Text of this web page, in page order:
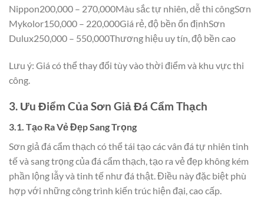
Nippon200,000 – 270,000Màu sắc tự nhiên, dễ thi côngSơn
Mykolor150,000 – 220,000Giá rẻ, độ bền ổn địnhSơn
Dulux250,000 – 550,000Thương hiệu uy tín, độ bền cao
Lưu ý: Giá có thể thay đổi tùy vào thời điểm và khu vực thi
công.
3. Ưu Điểm Của Sơn Giả Đá Cẩm Thạch
3.1. Tạo Ra Vẻ Đẹp Sang Trọng
Sơn giả đá cẩm thạch có thể tái tạo các vân đá tự nhiên tinh
tế và sang trọng của đá cẩm thạch, tạo ra vẻ đẹp không kém
phần lộng lẫy và tinh tế như đá thật. Điều này đặc biệt phù
hợp với những công trình kiến trúc hiện đại, cao cấp.